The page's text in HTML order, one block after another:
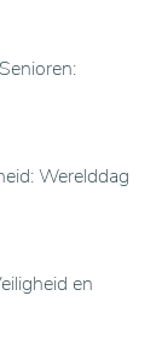
Werelddag
en